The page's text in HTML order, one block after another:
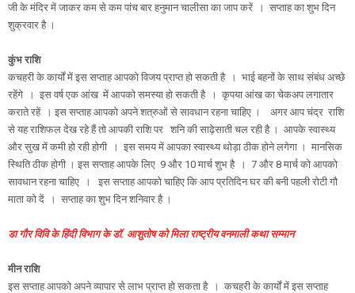
जी के मंदिर में जाकर कम से कम पांच बार हनुमान चालीसा का जाप करें । सप्ताह का शुभ दिन
शुक्रवार है ।
कुंभ राशि
कचहरी के कार्यों में इस सप्ताह आपको विजय प्राप्त हो सकती है । भाई बहनों के साथ संबंध अच्छे
रहेंगे । इस वर्ष एक आंख में आपको समस्या हो सकती है । कृपया आंख का चेकअप लगातार
कराते रहें । इस सप्ताह आपको अपने शत्रुओं से सावधान रहना चाहिए । अगर आप चंद्र राशि
से यह राशिफल देख रहे हैं तो आपकी राशि पर शनि की साढ़ेसाती चल रही है । आपके स्वास्थ्य
और सुख में कमी हो रही होगी । इस समय में आपका स्वास्थ्य थोड़ा ठीक होने लगेगा । मानसिक
स्थिति ठीक होगी । इस सप्ताह आपके लिए 9 और 10 मार्च शुभ है । 7 और 8 मार्च को आपको
सावधान रहना चाहिए । इस सप्ताह आपको चाहिए कि आप प्रतिदिन घर की बनी पहली रोटी गौ
माता को दें । सप्ताह का शुभ दिन शनिवार है ।
डा गौर विवि के हिंदी विभाग के डॉ. आशुतोष को मिला राष्ट्रीय वनमाली कथा सम्मान
मीन राशि
इस सप्ताह आपको अपने व्यापार से लाभ प्राप्त हो सकता है । कचहरी के कार्यों में इस सप्ताह